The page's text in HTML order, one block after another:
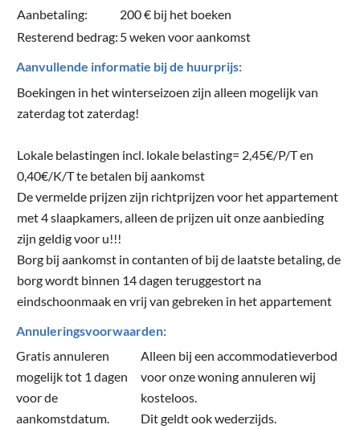
Aanbetaling:
200 € bij het boeken
Resterend bedrag: 5 weken voor aankomst
Aanvullende informatie bij de huurprijs:
Boekingen in het winterseizoen zijn alleen mogelijk van
zaterdag tot zaterdag!
Lokale belastingen incl. lokale belasting= 2,45€/P/T en
0,40€/K/T te betalen bij aankomst
De vermelde prijzen zijn richtprijzen voor het appartement
met 4 slaapkamers, alleen de prijzen uit onze aanbieding
zijn geldig voor u!!!
Borg bij aankomst in contanten of bij de laatste betaling, de
borg wordt binnen 14 dagen teruggestort na
eindschoonmaak en vrij van gebreken in het appartement
Annuleringsvoorwaarden:
Gratis annuleren
mogelijk tot 1 dagen
voor de
aankomstdatum.
Alleen bij een accommodatieverbod
voor onze woning annuleren wij
kosteloos.
Dit geldt ook wederzijds.